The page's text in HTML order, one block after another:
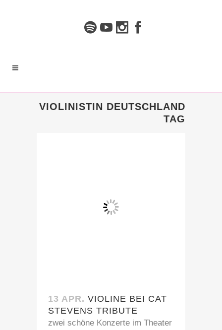
VIOLINISTIN DEUTSCHLAND
TAG
13 APR. VIOLINE BEI CAT
STEVENS TRIBUTE
zwei schöne Konzerte im Theater